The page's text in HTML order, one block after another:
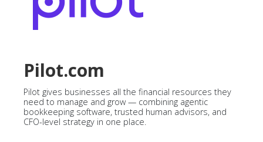
Pilot.com
Pilot gives businesses all the financial resources they
need to manage and grow — combining agentic
bookkeeping software, trusted human advisors, and
CFO-level strategy in one place.